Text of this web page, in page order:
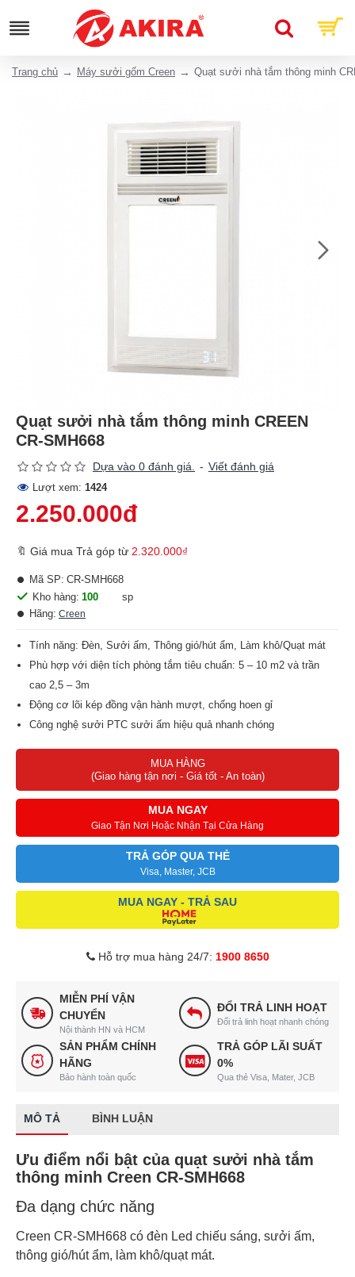
Trang chủ Máy sưởi gốm Creen Quạt sưởi nhà tắm thông minh
Quạt sưởi nhà tắm thông minh CREEN
CR-SMH668
Dựa vào 0 đánh giá. - Viết đánh giá
Lượt xem: 1424
2.250.000đ
🔖 Giá mua Trả góp từ 2.320.000₫
Kho hàng: 100
sp
Hãng: Creen
Mã SP: CR-SMH668
Tính năng: Đèn, Sưởi ấm, Thông gió/hút ẩm, Làm khô/Quạt mát
Phù hợp với diện tích phòng tắm tiêu chuẩn: 5 – 10 m2 và trần
cao 2,5 – 3m
Động cơ lõi kép đồng vận hành mượt, chống hoen gỉ
Công nghệ sưởi PTC sưởi ấm hiệu quả nhanh chóng
silicone ngăn ngừa ẩm xâm nhập
Quạt mát/thông gió 35W x 2 quạt
Thông gió 200 m3/h, lưu thông không khí đều khắp phòng
Sử dụng điều khiển từ xa không dây hiện đại.
Kích thước sản phẩm: 600 x 300 x 85 mm.
Kích thước đóng hộp: 645 x 185 x 420 mm
Phù hợp lắp đặt âm trần với trần thạch cao, trần giả có khung
MUA HÀNG
(Giao hàng tận nơi - Giá tốt - An toàn)
MUA NGAY
Giao Tận Nơi Hoặc Nhận Tại Cửa Hàng
TRẢ GÓP QUA THẺ
Visa, Master, JCB
MUA NGAY - TRẢ SAU
Hỗ trợ mua hàng 24/7: 1900 8650
MIỄN PHÍ VẬN
CHUYỂN
Nội thành HN và HCM
ĐỔI TRẢ LINH HOẠT
Đổi trả linh hoạt nhanh chóng
SẢN PHẨM CHÍNH
HÃNG
Bảo hành toàn quốc
TRẢ GÓP LÃI SUẤT
0%
Qua thẻ Visa, Mater, JCB
MÔ TẢ BÌNH LUẬN
Ưu điểm nổi bật của quạt sưởi nhà tắm
thông minh Creen CR-SMH668
Đa dạng chức năng
Creen CR-SMH668 có đèn Led chiếu sáng, sưởi ấm,
thông gió/hút ẩm, làm khô/quạt mát.